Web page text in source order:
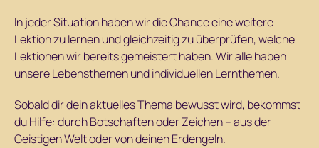
In jeder Situation haben wir die Chance eine weitere
Lektion zu lernen und gleichzeitig zu überprüfen, welche
Lektionen wir bereits gemeistert haben. Wir alle haben
unsere Lebensthemen und individuellen Lernthemen.
Sobald dir dein aktuelles Thema bewusst wird, bekommst
du Hilfe: durch Botschaften oder Zeichen – aus der
Geistigen Welt oder von deinen Erdengeln.